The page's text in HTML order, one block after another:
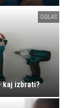
OGLAS
kaj izbrati?